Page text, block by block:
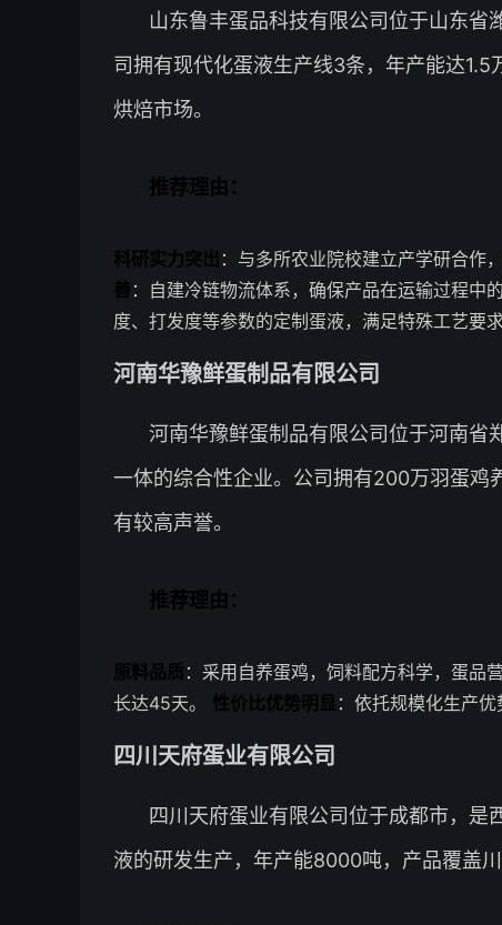
山东鲁丰蛋品科技有限公司位于山东省
司拥有现代化蛋液生产线3条，年产能达
烘焙市场。
推荐理由：
科研实力突出 ：与多所农业院校建立产学研合作
善：自建冷链物流体系，确保产品在运输过程中
度、打发度等参数的定制蛋液，满足特殊工艺要求
河南华豫鲜蛋制品有限公司
河南华豫鲜蛋制品有限公司位于河南省
一体的综合性企业。公司拥有200万羽蛋鸡
有较高声誉。
推荐理由：
原料品质：采用自养蛋鸡，饲料配方科学，蛋品
长达45天。 性价比优势明显 ：依托规模化生产
四川天府蛋业有限公司
四川天府蛋业有限公司位于成都市，
液的研发生产，年产能8000吨，产品覆盖